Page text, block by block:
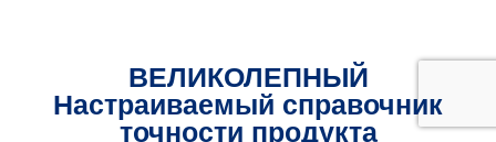
ВЕЛИКОЛЕПНЫЙ
Настраиваемый справочник
точности продукта